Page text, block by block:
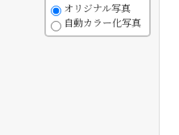
オリジナル写真
自動カラー化写真